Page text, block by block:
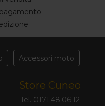
Accessori moto
Store Cuneo
Tel. 0171.48.06.12